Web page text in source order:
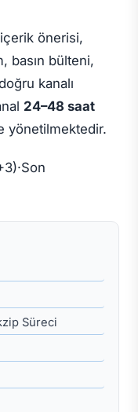
önerisi,
basın bülteni,
kanalı
24–48 saat
yönetilmektedir.
·Son
Süreci